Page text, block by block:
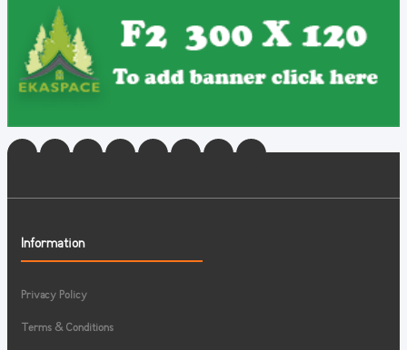
Information
Privacy Policy
Terms & Conditions